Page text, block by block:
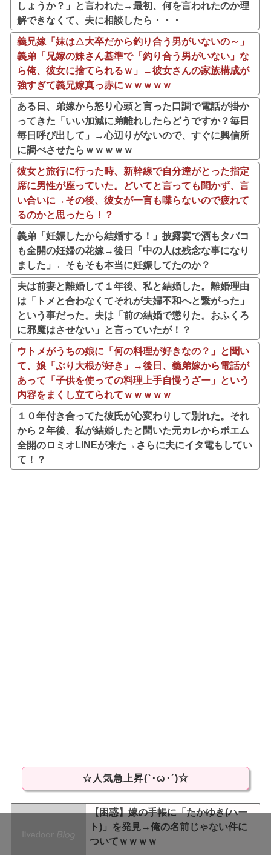
しょうか？」と言われた→最初、何を言われたのか理
解できなくて、夫に相談したら・・・
義兄嫁「妹は△大卒だから釣り合う男がいないの～」
義弟「兄嫁の妹さん基準で「釣り合う男がいない」な
ら俺、彼女に捨てられるｗ」→彼女さんの家族構成が
強すぎて義兄嫁真っ赤にｗｗｗｗｗ
ある日、弟嫁から怒り心頭と言った口調で電話が掛か
ってきた「いい加減に弟離れしたらどうですか？毎日
毎日呼び出して」→心辺りがないので、すぐに興信所
に調べさせたらｗｗｗｗｗ
彼女と旅行に行った時、新幹線で自分達がとった指定
席に男性が座っていた。どいてと言っても聞かず、言
い合いに→その後、彼女が一言も喋らないので疲れて
るのかと思ったら！？
義弟「妊娠したから結婚する！」披露宴で酒もタバコ
も全開の妊婦の花嫁→後日「中の人は残念な事になり
ました」←そもそも本当に妊娠してたのか？
夫は前妻と離婚して１年後、私と結婚した。離婚理由
は「トメと合わなくてそれが夫婦不和へと繋がった」
という事だった。夫は「前の結婚で懲りた。おふくろ
に邪魔はさせない」と言っていたが！？
ウトメがうちの娘に「何の料理が好きなの？」と聞い
て、娘「ぶり大根が好き」→後日、義弟嫁から電話が
あって「子供を使っての料理上手自慢うざー」という
内容をまくし立てられてｗｗｗｗｗ
１０年付き合ってた彼氏が心変わりして別れた。それ
から２年後、私が結婚したと聞いた元カレからポエム
全開のロミオLINEが来た→さらに夫にイタ電もしてい
て！？
☆人気急上昇(`･ω･´)☆
【困惑】嫁の手帳に「たかゆき(ハー
ト)」を発見→俺の名前じゃない件に
ついてｗｗｗｗ